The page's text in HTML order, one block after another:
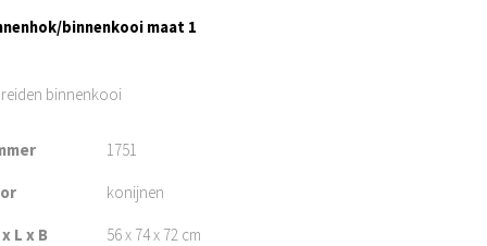
binnenkooi maat 1
binnenkooi
1751
konijnen
L x B 56 x 74 x 72 cm